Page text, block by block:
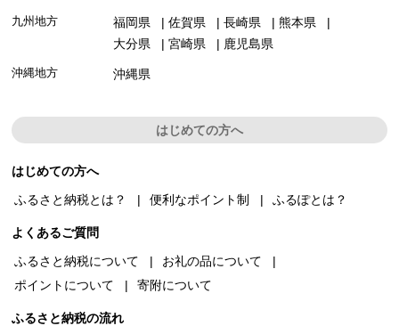
九州地方 福岡県 佐賀県 長崎県
熊本県
大分県
宮崎県 鹿児島県
沖縄地方 沖縄県
はじめての方へ
はじめての方へ
ふるさと納税とは？
便利なポイント制 ふるぽとは？
よくあるご質問
ふるさと納税について
お礼の品について
ポイントについて
寄附について
ふるさと納税の流れ